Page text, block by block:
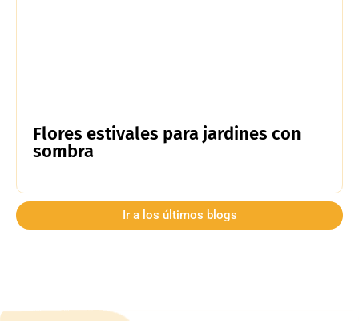
Flores estivales para jardines con
sombra
Ir a los últimos blogs